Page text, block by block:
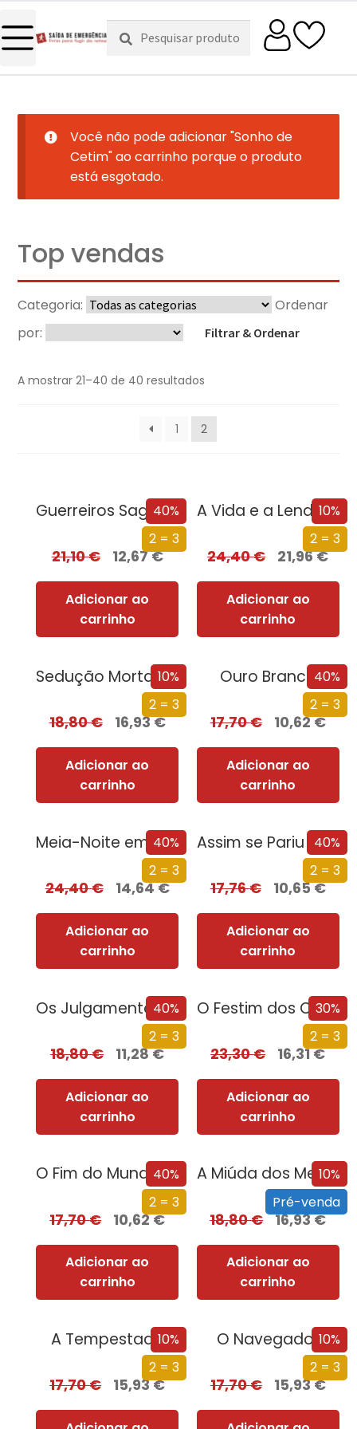
Pesquisar
por:
Pesquisa
Você não pode adicionar "Sonho de
Cetim" ao carrinho porque o produto
está esgotado.
Top vendas
Categoria:
Ordenar
por:
Filtrar & Ordenar
A mostrar 21–40 de 40 resultados
1 2
40%
2 = 3
Guerreiros Sagrados
21,10€ 12,67€
Adicionar ao
carrinho
10%
2 = 3
A Vida e a Lenda do Sultão Saladino
24,40€ 21,96€
Adicionar ao
carrinho
10%
2 = 3
Sedução Mortal (Nova Edição)
18,80€ 16,93€
Adicionar ao
carrinho
40%
2 = 3
Ouro Branco
17,70€ 10,62€
Adicionar ao
carrinho
40%
2 = 3
Meia-Noite em Chernobyl
24,40€ 14,64€
Adicionar ao
carrinho
40%
2 = 3
Assim se Pariu o Brasil
17,76€ 10,65€
Adicionar ao
carrinho
40%
2 = 3
Os Julgamentos de Nuremberga
18,80€ 11,28€
Adicionar ao
carrinho
30%
2 = 3
O Festim dos Corvos (Edição especial limitada)
23,30€ 16,31€
Adicionar ao
carrinho
40%
2 = 3
O Fim do Mundo em Cuecas
17,70€ 10,62€
Adicionar ao
carrinho
10%
Pré-venda
A Miúda dos Meus Sonhos
18,80€ 16,93€
Adicionar ao
carrinho
10%
2 = 3
A Tempestade
17,70€ 15,93€
10%
2 = 3
O Navegador
17,70€ 15,93€